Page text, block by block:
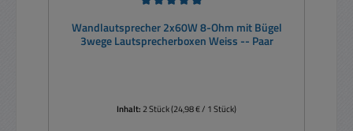
Wandlautsprecher 2x60W 8-Ohm mit Bügel
3wege Lautsprecherboxen Weiss -- Paar
Inhalt:2 Stück(24,98 € / 1 Stück)